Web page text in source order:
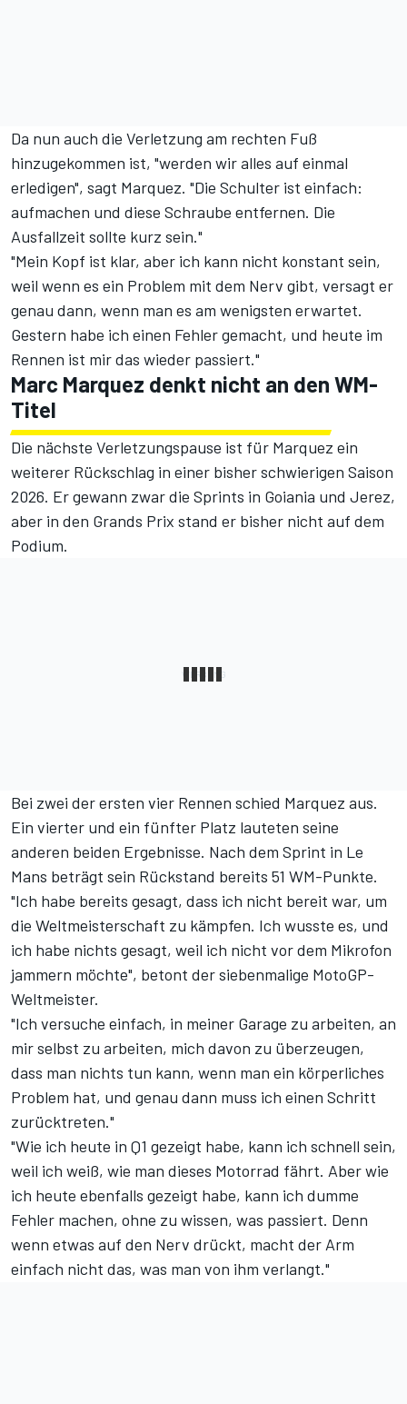
Da nun auch die Verletzung am rechten Fuß
hinzugekommen ist, "werden wir alles auf einmal
erledigen", sagt Marquez. "Die Schulter ist einfach:
aufmachen und diese Schraube entfernen. Die
Ausfallzeit sollte kurz sein."
"Mein Kopf ist klar, aber ich kann nicht konstant sein,
weil wenn es ein Problem mit dem Nerv gibt, versagt er
genau dann, wenn man es am wenigsten erwartet.
Gestern habe ich einen Fehler gemacht, und heute im
Rennen ist mir das wieder passiert."
Marc Marquez denkt nicht an den WM-
Titel
Die nächste Verletzungspause ist für Marquez ein
weiterer Rückschlag in einer bisher schwierigen Saison
2026. Er gewann zwar die Sprints in Goiania und Jerez,
aber in den Grands Prix stand er bisher nicht auf dem
Podium.
Bei zwei der ersten vier Rennen schied Marquez aus.
Ein vierter und ein fünfter Platz lauteten seine
anderen beiden Ergebnisse. Nach dem Sprint in Le
Mans beträgt sein Rückstand bereits 51 WM-Punkte.
"Ich habe bereits gesagt, dass ich nicht bereit war, um
die Weltmeisterschaft zu kämpfen. Ich wusste es, und
ich habe nichts gesagt, weil ich nicht vor dem Mikrofon
jammern möchte", betont der siebenmalige MotoGP-
Weltmeister.
"Ich versuche einfach, in meiner Garage zu arbeiten, an
mir selbst zu arbeiten, mich davon zu überzeugen,
dass man nichts tun kann, wenn man ein körperliches
Problem hat, und genau dann muss ich einen Schritt
zurücktreten."
"Wie ich heute in Q1 gezeigt habe, kann ich schnell sein,
weil ich weiß, wie man dieses Motorrad fährt. Aber wie
ich heute ebenfalls gezeigt habe, kann ich dumme
Fehler machen, ohne zu wissen, was passiert. Denn
wenn etwas auf den Nerv drückt, macht der Arm
einfach nicht das, was man von ihm verlangt."